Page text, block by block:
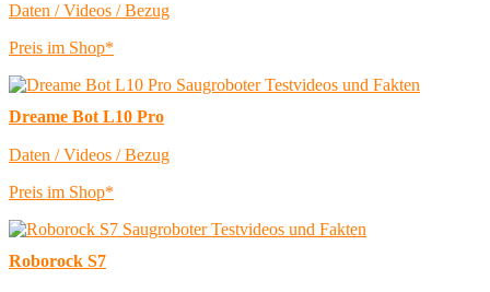
Daten / Videos / Bezug
Preis im Shop*
Dreame Bot L10 Pro
Daten / Videos / Bezug
Preis im Shop*
Roborock S7